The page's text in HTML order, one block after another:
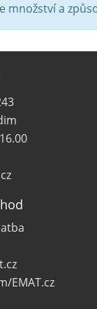
množství a
EMAT.cz